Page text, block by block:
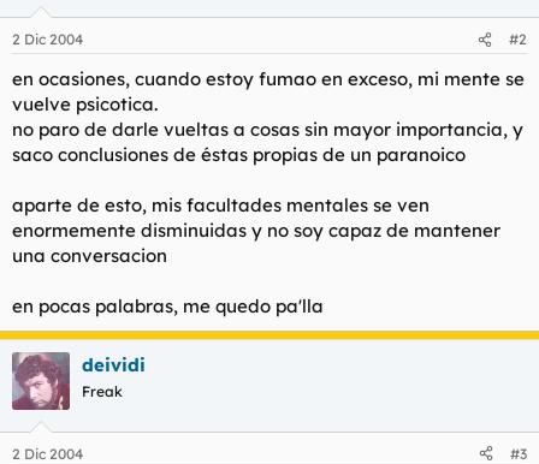
2 Dic 2004 #2
en ocasiones, cuando estoy fumao en exceso, mi mente se
vuelve psicotica.
no paro de darle vueltas a cosas sin mayor importancia, y
saco conclusiones de éstas propias de un paranoico
aparte de esto, mis facultades mentales se ven
enormemente disminuidas y no soy capaz de mantener
una conversacion
en pocas palabras, me quedo pa'lla
deividi
Freak
2 Dic 2004 #3